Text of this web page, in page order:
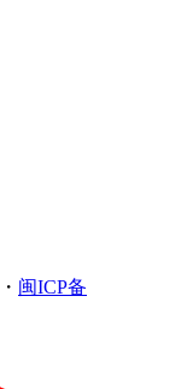
・ 闽ICP备